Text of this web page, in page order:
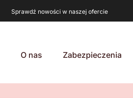
Sprawdź nowości w naszej ofercie
O nas Zabezpieczenia